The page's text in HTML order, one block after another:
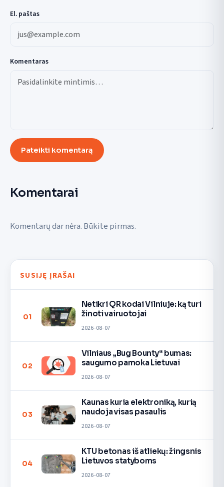
El. paštas
Komentaras
Pateikti komentarą
Komentarai
Komentarų dar nėra. Būkite pirmas.
SUSIJĘ ĮRAŠAI
01
Netikri QR kodai Vilniuje: ką turi
žinoti vairuotojai
2026-08-07
02
Vilniaus „Bug Bounty“ bumas:
saugumo pamoka Lietuvai
2026-08-07
03
Kaunas kuria elektroniką, kurią
naudoja visas pasaulis
2026-08-07
04
KTU betonas iš atliekų: žingsnis
Lietuvos statyboms
2026-08-07